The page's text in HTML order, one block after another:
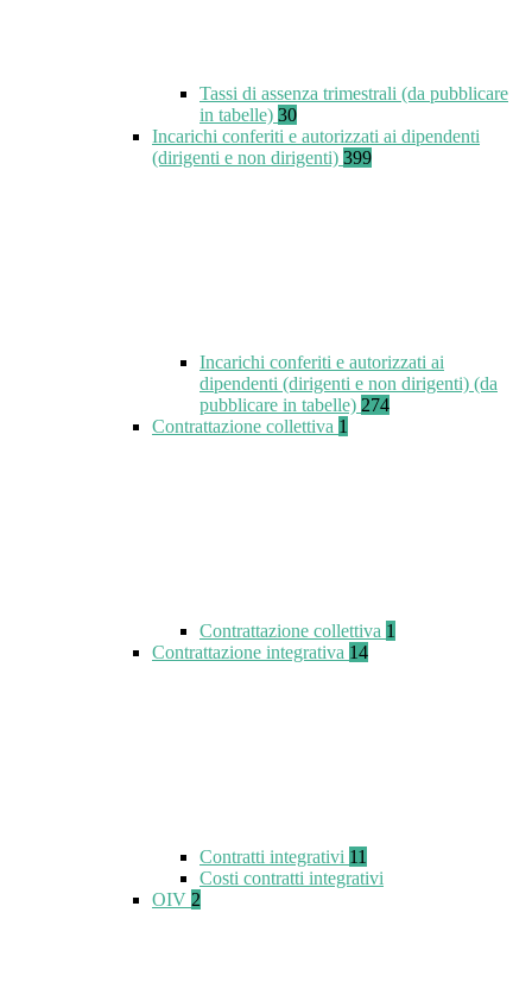
Tassi di assenza trimestrali (da pubblicare
in tabelle) 30
Incarichi conferiti e autorizzati ai dipendenti
(dirigenti e non dirigenti) 399
Incarichi conferiti e autorizzati ai
dipendenti (dirigenti e non dirigenti) (da
pubblicare in tabelle) 274
Contrattazione collettiva 1
Contrattazione collettiva 1
Contrattazione integrativa 14
Contratti integrativi 11
Costi contratti integrativi
OIV 2